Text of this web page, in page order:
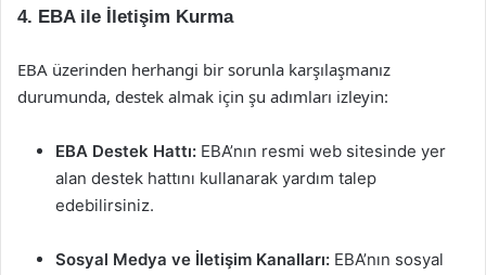
4. EBA ile İletişim Kurma
EBA üzerinden herhangi bir sorunla karşılaşmanız
durumunda, destek almak için şu adımları izleyin:
EBA Destek Hattı: EBA’nın resmi web sitesinde yer
alan destek hattını kullanarak yardım talep
edebilirsiniz.
Sosyal Medya ve İletişim Kanalları: EBA’nın sosyal